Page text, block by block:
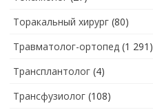
Торакальный хирург (80)
Травматолог-ортопед (1 291)
Трансплантолог (4)
Трансфузиолог (108)